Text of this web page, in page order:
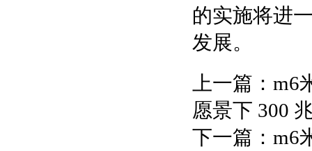
的实施将进
发展。
上一篇： m6
愿景下 300
下一篇： m6